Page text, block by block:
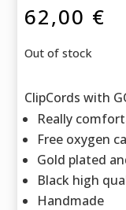
62,00 €
Out of stock
ClipCords with
Really
Free oxygen
Gold plated
Black high
Handmade